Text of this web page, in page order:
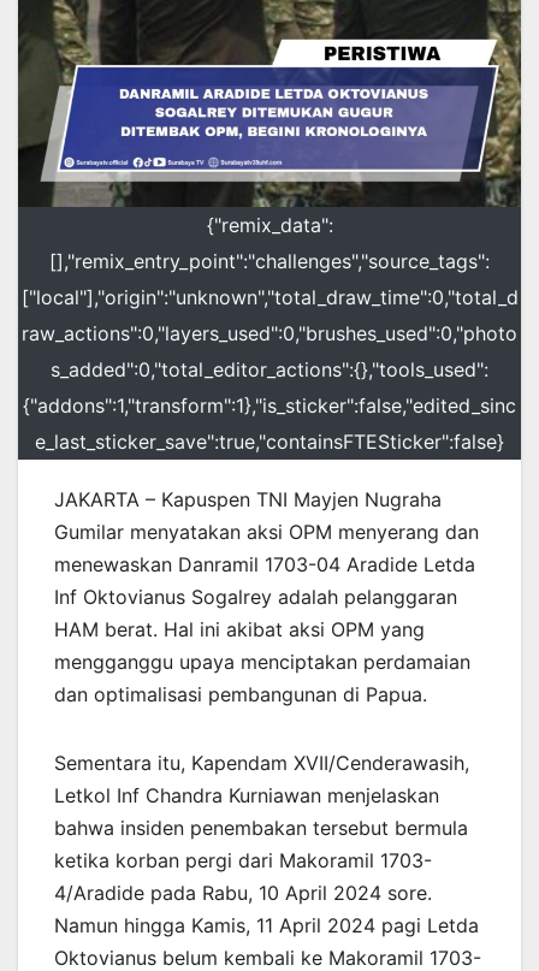
{"remix_data":
[],"remix_entry_point":"challenges","source_tags":
["local"],"origin":"unknown","total_draw_time":0,"total_d
raw_actions":0,"layers_used":0,"brushes_used":0,"photo
s_added":0,"total_editor_actions":{},"tools_used":
{"addons":1,"transform":1},"is_sticker":false,"edited_sinc
e_last_sticker_save":true,"containsFTESticker":false}
JAKARTA – Kapuspen TNI Mayjen Nugraha
Gumilar menyatakan aksi OPM menyerang dan
menewaskan Danramil 1703-04 Aradide Letda
Inf Oktovianus Sogalrey adalah pelanggaran
HAM berat. Hal ini akibat aksi OPM yang
mengganggu upaya menciptakan perdamaian
dan optimalisasi pembangunan di Papua.
Sementara itu, Kapendam XVII/Cenderawasih,
Letkol Inf Chandra Kurniawan menjelaskan
bahwa insiden penembakan tersebut bermula
ketika korban pergi dari Makoramil 1703-
4/Aradide pada Rabu, 10 April 2024 sore.
Namun hingga Kamis, 11 April 2024 pagi Letda
Oktovianus belum kembali ke Makoramil 1703-